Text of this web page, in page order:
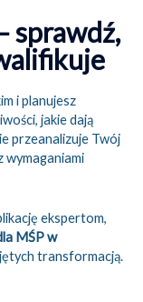
sprawdź,
i planujesz
jakie dają
przeanalizuje Twój
wymaganiami
ekspertom,
MŚP w
transformacją.